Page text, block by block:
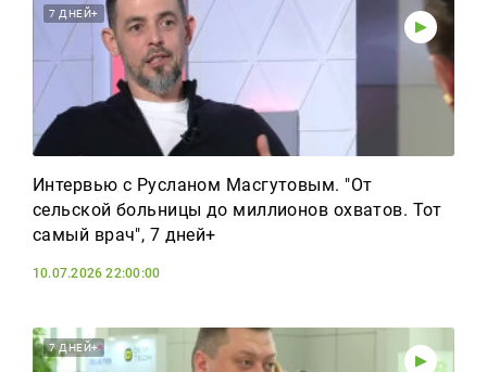
7 ДНЕЙ+
Интервью с Русланом Масгутовым. "От
сельской больницы до миллионов охватов. Тот
самый врач", 7 дней+
10.07.2026 22:00:00
7 ДНЕЙ+